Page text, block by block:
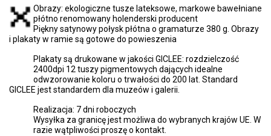
Obrazy: ekologiczne tusze lateksowe, markowe bawełniane
płótno renomowany holenderski producent
Piękny satynowy połysk płótna o gramaturze 380 g. Obrazy
i plakaty w ramie są gotowe do powieszenia
Plakaty są drukowane w jakości GICLEE: rozdzielczość
2400dpi 12 tuszy pigmentowych dających idealne
odwzorowanie koloru o trwałości do 200 lat. Standard
GICLEE jest standardem dla muzeów i galerii.
Realizacja: 7 dni roboczych
Wysyłka za granicę jest możliwa do wybranych krajów UE. W
razie wątpliwości proszę o kontakt.